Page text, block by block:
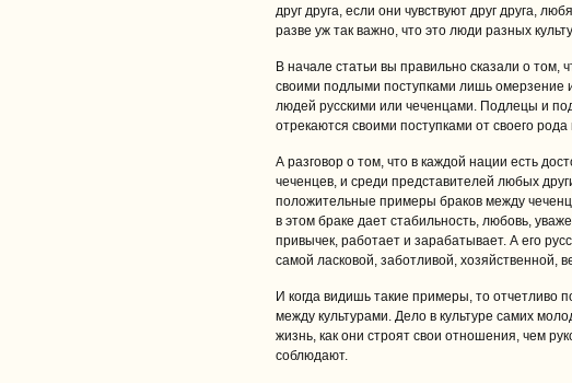
друг друга, если они чувствуют друг друга,
разве уж так важно, что это люди разных
В начале статьи вы правильно сказали о
своими подлыми поступками лишь омерзение
людей русскими или чеченцами. Подлецы и
отрекаются своими поступками от своего
А разговор о том, что в каждой нации есть
чеченцев, и среди представителей любых
положительные примеры браков между
в этом браке дает стабильность, любовь,
привычек, работает и зарабатывает. А его
самой ласковой, заботливой, хозяйственной,
И когда видишь такие примеры, то отчетливо
между культурами. Дело в культуре самих
жизнь, как они строят свои отношения, чем
соблюдают.